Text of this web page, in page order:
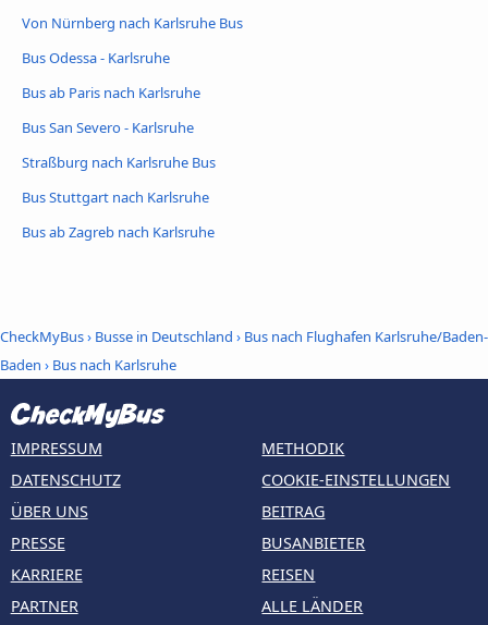
Von Nürnberg nach Karlsruhe Bus
Bus Odessa - Karlsruhe
Bus ab Paris nach Karlsruhe
Bus San Severo - Karlsruhe
Straßburg nach Karlsruhe Bus
Bus Stuttgart nach Karlsruhe
Bus ab Zagreb nach Karlsruhe
CheckMyBus› Busse in Deutschland › Bus nach Flughafen Karlsruhe/Baden-
Baden › Bus nach Karlsruhe
IMPRESSUM
DATENSCHUTZ
ÜBER UNS
PRESSE
KARRIERE
PARTNER
METHODIK
COOKIE-EINSTELLUNGEN
BEITRAG
BUSANBIETER
REISEN
ALLE LÄNDER